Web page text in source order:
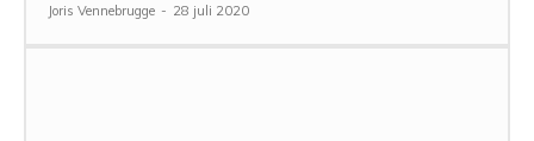
Joris Vennebrugge - 28 juli 2020